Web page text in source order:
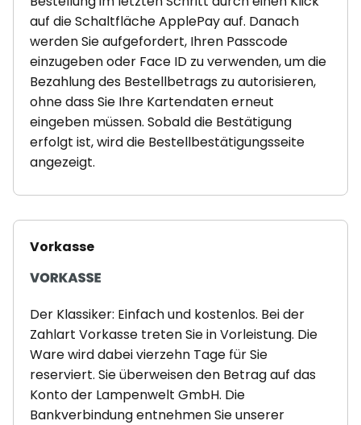
auf die Schaltfläche ApplePay auf. Danach
werden Sie aufgefordert, Ihren Passcode
einzugeben oder Face ID zu verwenden, um die
Bezahlung des Bestellbetrags zu autorisieren,
ohne dass Sie Ihre Kartendaten erneut
eingeben müssen. Sobald die Bestätigung
erfolgt ist, wird die Bestellbestätigungsseite
angezeigt.
Vorkasse
Der Klassiker: Einfach und kostenlos. Bei der
Zahlart Vorkasse treten Sie in Vorleistung. Die
Ware wird dabei vierzehn Tage für Sie
reserviert. Sie überweisen den Betrag auf das
Konto der Lampenwelt GmbH. Die
Bankverbindung entnehmen Sie unserer